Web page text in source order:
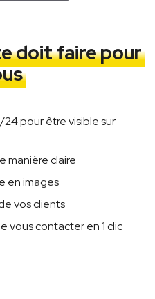
doit faire pour
pour être visible sur
manière claire
en images
vos clients
vous contacter en 1 clic